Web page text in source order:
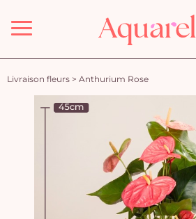
Menu
Livraison fleurs > Anthurium Rose